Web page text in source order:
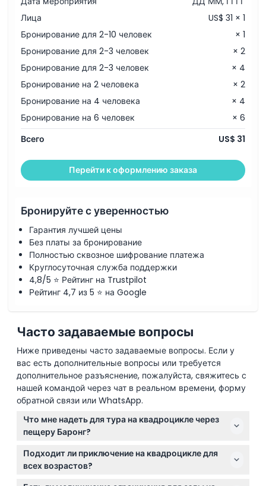
Политика отмены
Лица
US$ 31 × 1
Бронирование для 2-10 человек
× 1
Бронирование для 2-3 человек
× 2
Бронирование для 2-3 человек
× 4
Бронирование на 2 человека
× 2
Бронирование на 4 человека
× 4
Бронирование на 6 человек
× 6
Всего
US$ 31
Перейти к оформлению заказа
Бронируйте с уверенностью
Гарантия лучшей цены
Без платы за бронирование
Полностью сквозное шифрование платежа
Круглосуточная служба поддержки
4,8/5 ⭐ Рейтинг на Trustpilot
Рейтинг 4,7 из 5 ⭐ на Google
Часто задаваемые вопросы
Ниже приведены часто задаваемые вопросы. Если у
вас есть дополнительные вопросы или требуется
дополнительное разъяснение, пожалуйста, свяжитесь с
нашей командой через чат в реальном времени, форму
обратной связи или WhatsApp.
Что мне надеть для тура на квадроцикле через
пещеру Баронг?
Носите удобную и сухую одежду из подходящего
для активного отдыха материала, чтобы
чувствовать себя комфортно и безопасно во время
Подходит ли приключение на квадроцикле для
всех возрастов?
Участникам должно быть от 16 до 65 лет, чтобы